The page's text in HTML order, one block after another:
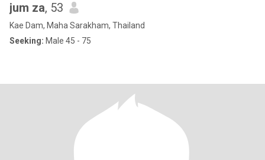
jum za, 53
Kae Dam, Maha Sarakham, Thailand
Seeking: Male 45 - 75